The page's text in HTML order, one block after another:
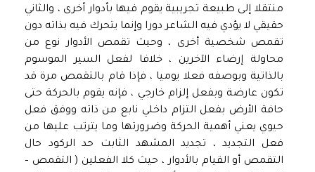
منتقلا إلى طبيعة تجريبية يقوم فيها بأدوار أخرى ، والثاني
حقيقي لا يؤدي فيه الشاعر دورا وإنما يتحرك فيه بذاته دون
تقمص شخصية أخرى ، وحيث تقمص الأدوار نوع من
محاولة إرضاء الآخرين ، خلافا لفعل السير الموسوم
بالذاتية وبوصفه فعلا يوميا ، فإذا قام بالتقمص مرة قد
تكون عارضة وبفعل إلزام خارجي ، فإنه يقوم بالحركة حتى
حافة الأرض بفعل التزام داخلي نابع من ذاته ووفق فعل
حيوي يعني أهمية الحركة وضرورتها وما يترتب عليها من
فعل التجديد ، تجديد المشهد الثابت حد الركود حال
التقمص أو القيام بالأدوار ، حيث كلا الفعلين ( التقمص –